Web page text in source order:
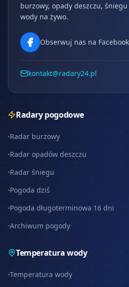
burzowy, opady deszczu,
wody na żywo.
Obserwuj nas na
kontakt@radary24.pl
Radary pogodowe
Radar burzowy
Radar opadów deszczu
Radar śniegu
Pogoda dziś
Pogoda długoterminowa 16 dni
Archiwum pogody
Temperatura wody
Temperatura wody